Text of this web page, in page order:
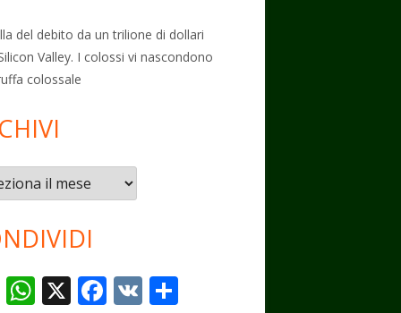
del debito da un trilione di dollari
Valley. I colossi vi nascondono
colossale
T W X F V